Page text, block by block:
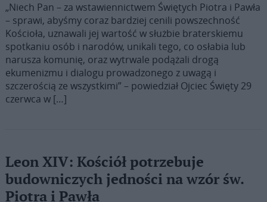
„Niech Pan – za wstawiennictwem Świętych Piotra i Pawła
– sprawi, abyśmy coraz bardziej cenili powszechność
Kościoła, uznawali jej wartość w służbie braterskiemu
spotkaniu osób i narodów, unikali tego, co osłabia lub
narusza komunię, oraz wytrwale podążali drogą
ekumenizmu i dialogu prowadzonego z uwagą i
szczerością ze wszystkimi” – powiedział Ojciec Święty 29
czerwca w […]
Leon XIV: Kościół potrzebuje
budowniczych jedności na wzór św.
Piotra i Pawła